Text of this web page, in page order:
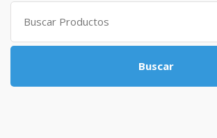
Search
for:
Buscar